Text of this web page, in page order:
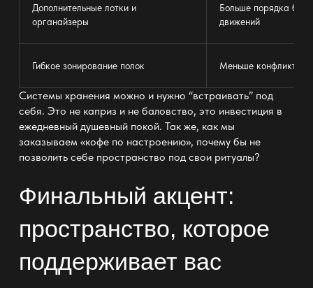
Дополнительные лотки и
органайзеры
Больше порядка без
движений
Гибкое зонирование полок Меньше конфликтов
Системы хранения можно и нужно “встраивать” под
себя. Это не каприз и не баловство, это инвестиция в
ежедневный душевный покой. Так же, как мы
заказываем «кофе по настроению», почему бы не
позволить себе пространство под свои ритуалы?
Финальный акцент:
пространство, которое
поддерживает вас